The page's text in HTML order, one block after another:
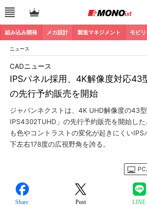
組み込み開発 メカ設計 製造マネジメント モビリ
ニュース
IPSパネル採用、4K解像度対応43
の先行予約販売を開始
CADニュース
ジャパンネクストは、4K UHD解像度の43
IPS4302TUHD」の先行予約販売を開始し
も色やコントラストの変化が起きにくいIPS
下左右178度の広視野角を誇る。
Share Post LINE